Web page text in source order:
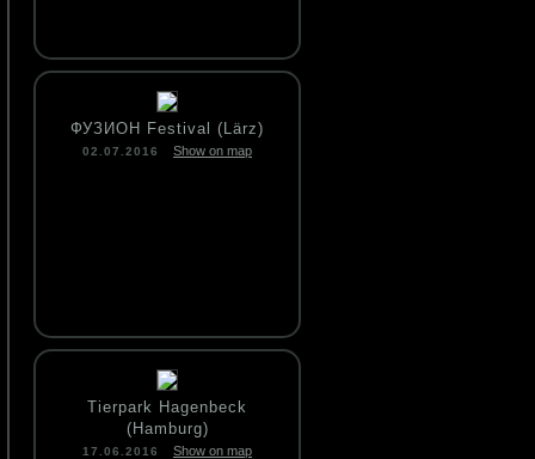
ФУЗИОН Festival (Lärz)
02.07.2016 Show on map
Tierpark Hagenbeck
(Hamburg)
17.06.2016 Show on map